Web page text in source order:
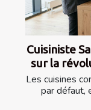
Cuisiniste
sur la
Les cuisines
par défaut,